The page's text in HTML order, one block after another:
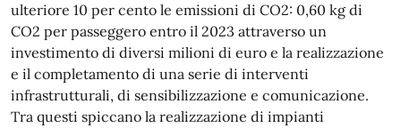
ulteriore 10 per cento le emissioni di CO2: 0,60 kg di
CO2 per passeggero entro il 2023 attraverso un
investimento di diversi milioni di euro e la realizzazione
e il completamento di una serie di interventi
infrastrutturali, di sensibilizzazione e comunicazione.
Tra questi spiccano la realizzazione di impianti